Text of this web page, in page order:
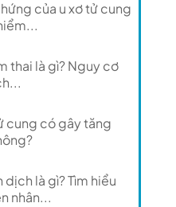
của u xơ tử cung
thai là gì? Nguy cơ
cung có gây tăng
dịch là gì? Tìm hiểu
nhân...